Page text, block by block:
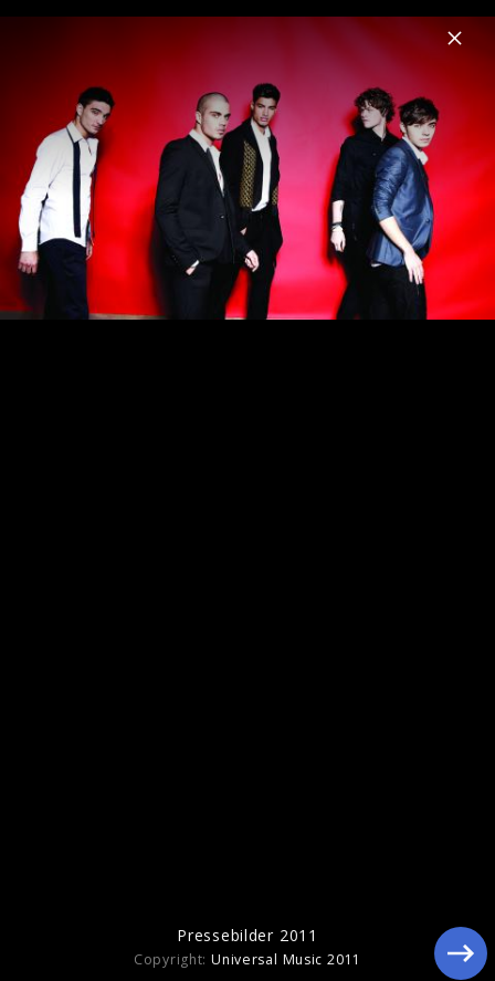
Menu
The Wanted
Home News Musik Videos Fotos Biografie
Pressebilder 2013
Pressebilder 2011
Copyright:Universal Music 2011